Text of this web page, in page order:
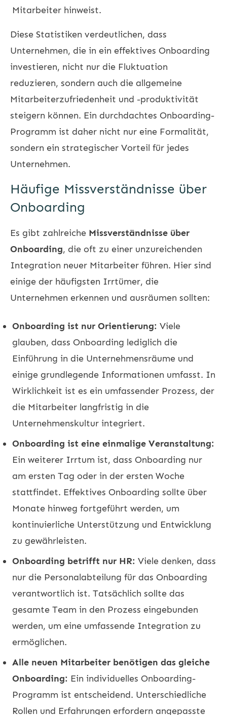
Mitarbeiter hinweist.
Diese Statistiken verdeutlichen, dass
Unternehmen, die in ein effektives Onboarding
investieren, nicht nur die Fluktuation
reduzieren, sondern auch die allgemeine
Mitarbeiterzufriedenheit und -produktivität
steigern können. Ein durchdachtes Onboarding-
Programm ist daher nicht nur eine Formalität,
sondern ein strategischer Vorteil für jedes
Unternehmen.
Häufige Missverständnisse über
Onboarding
Es gibt zahlreiche Missverständnisse über
Onboarding, die oft zu einer unzureichenden
Integration neuer Mitarbeiter führen. Hier sind
einige der häufigsten Irrtümer, die
Unternehmen erkennen und ausräumen sollten:
Onboarding ist nur Orientierung: Viele
glauben, dass Onboarding lediglich die
Einführung in die Unternehmensräume und
einige grundlegende Informationen umfasst. In
Wirklichkeit ist es ein umfassender Prozess, der
die Mitarbeiter langfristig in die
Unternehmenskultur integriert.
Onboarding ist eine einmalige Veranstaltung:
Ein weiterer Irrtum ist, dass Onboarding nur
am ersten Tag oder in der ersten Woche
stattfindet. Effektives Onboarding sollte über
Monate hinweg fortgeführt werden, um
kontinuierliche Unterstützung und Entwicklung
zu gewährleisten.
Onboarding betrifft nur HR: Viele denken, dass
nur die Personalabteilung für das Onboarding
verantwortlich ist. Tatsächlich sollte das
gesamte Team in den Prozess eingebunden
werden, um eine umfassende Integration zu
ermöglichen.
Alle neuen Mitarbeiter benötigen das gleiche
Onboarding: Ein individuelles Onboarding-
Programm ist entscheidend. Unterschiedliche
Rollen und Erfahrungen erfordern angepasste